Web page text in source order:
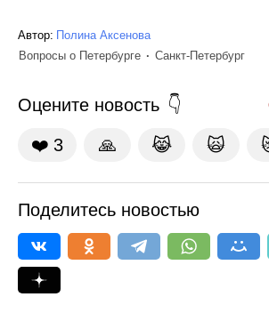
Автор: Полина Аксенова
Вопросы о Петербурге
Санкт-Петербург
Оцените новость
❤️ 3 🙏 😹 🙀
Поделитесь новостью